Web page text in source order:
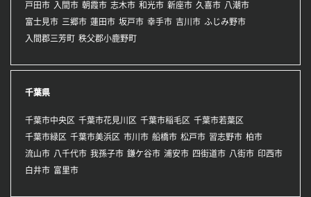
戸田市 入間市 朝霞市 志木市 和光市 新座市 久喜市 八潮市
富士見市 三郷市 蓮田市 坂戸市 幸手市 吉川市 ふじみ野市
入間郡三芳町 秩父郡小鹿野町
千葉県
千葉市中央区 千葉市花見川区 千葉市稲毛区 千葉市若葉区
千葉市緑区 千葉市美浜区 市川市 船橋市 松戸市 習志野市 柏市
流山市 八千代市 我孫子市 鎌ケ谷市 浦安市 四街道市 八街市 印西市
白井市 富里市